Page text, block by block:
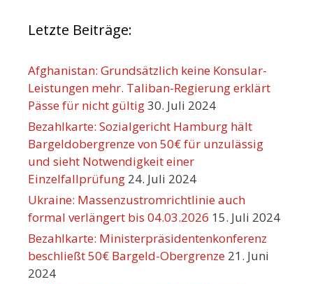
Letzte Beiträge:
Afghanistan: Grundsätzlich keine Konsular-
Leistungen mehr. Taliban-Regierung erklärt
Pässe für nicht gültig30. Juli 2024
Bezahlkarte: Sozialgericht Hamburg hält
Bargeldobergrenze von 50€ für unzulässig
und sieht Notwendigkeit einer
Einzelfallprüfung 24. Juli 2024
Ukraine: Massenzustromrichtlinie auch
formal verlängert bis 04.03.2026 15. Juli 2024
Bezahlkarte: Ministerpräsidentenkonferenz
beschließt 50€ Bargeld-Obergrenze 21. Juni
2024